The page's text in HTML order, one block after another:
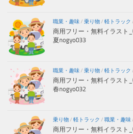
職業・趣味/ 乗り物/ 軽トラック
商用フリー・無料イラスト
夏nogyo033
職業・趣味/ 乗り物/ 軽トラック
商用フリー・無料イラスト
春nogyo032
乗り物/ 軽トラック / 職業・趣味
商用フリー・無料イラスト